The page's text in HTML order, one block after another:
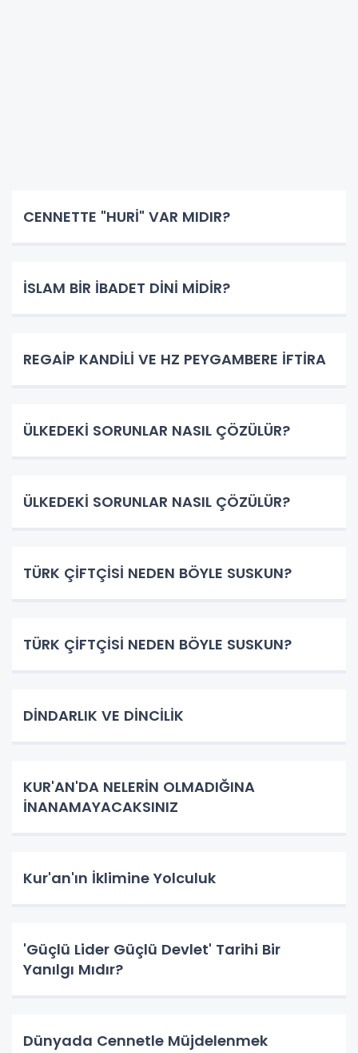
CENNETTE "HURİ" VAR MIDIR?
İSLAM BİR İBADET DİNİ MİDİR?
REGAİP KANDİLİ VE HZ PEYGAMBERE İFTİRA
ÜLKEDEKİ SORUNLAR NASIL ÇÖZÜLÜR?
ÜLKEDEKİ SORUNLAR NASIL ÇÖZÜLÜR?
TÜRK ÇİFTÇİSİ NEDEN BÖYLE SUSKUN?
TÜRK ÇİFTÇİSİ NEDEN BÖYLE SUSKUN?
DİNDARLIK VE DİNCİLİK
KUR'AN'DA NELERİN OLMADIĞINA
İNANAMAYACAKSINIZ
Kur'an'ın İklimine Yolculuk
'Güçlü Lider Güçlü Devlet' Tarihi Bir
Yanılgı Mıdır?
Dünyada Cennetle Müjdelenmek